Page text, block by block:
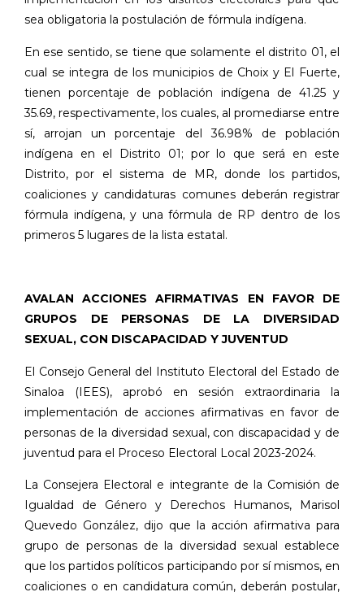
sea obligatoria la postulación de fórmula indígena.
En ese sentido, se tiene que solamente el distrito 01, el
cual se integra de los municipios de Choix y El Fuerte,
tienen porcentaje de población indígena de 41.25 y
35.69, respectivamente, los cuales, al promediarse entre
sí, arrojan un porcentaje del 36.98% de población
indígena en el Distrito 01; por lo que será en este
Distrito, por el sistema de MR, donde los partidos,
coaliciones y candidaturas comunes deberán registrar
fórmula indígena, y una fórmula de RP dentro de los
primeros 5 lugares de la lista estatal.
AVALAN ACCIONES AFIRMATIVAS EN FAVOR DE
GRUPOS DE PERSONAS DE LA DIVERSIDAD
SEXUAL, CON DISCAPACIDAD Y JUVENTUD
El Consejo General del Instituto Electoral del Estado de
Sinaloa (IEES), aprobó en sesión extraordinaria la
implementación de acciones afirmativas en favor de
personas de la diversidad sexual, con discapacidad y de
juventud para el Proceso Electoral Local 2023-2024.
La Consejera Electoral e integrante de la Comisión de
Igualdad de Género y Derechos Humanos, Marisol
Quevedo González, dijo que la acción afirmativa para
grupo de personas de la diversidad sexual establece
que los partidos políticos participando por sí mismos, en
coaliciones o en candidatura común, deberán postular,